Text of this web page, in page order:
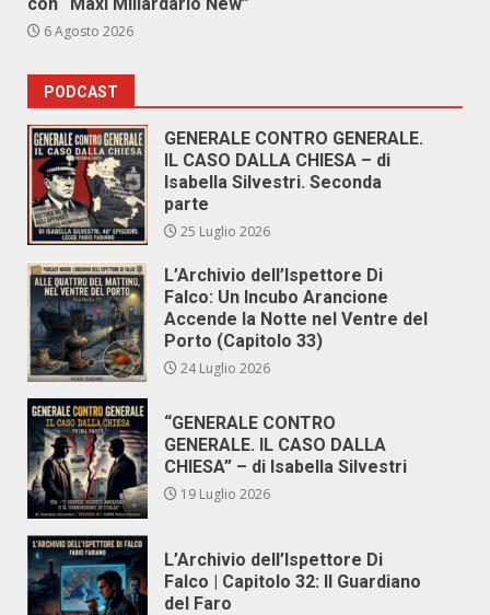
6 Agosto 2026
PODCAST
GENERALE CONTRO GENERALE.
IL CASO DALLA CHIESA – di
Isabella Silvestri. Seconda
parte
25 Luglio 2026
L’Archivio dell’Ispettore Di
Falco: Un Incubo Arancione
Accende la Notte nel Ventre del
Porto (Capitolo 33)
24 Luglio 2026
“GENERALE CONTRO
GENERALE. IL CASO DALLA
CHIESA” – di Isabella Silvestri
19 Luglio 2026
L’Archivio dell’Ispettore Di
Falco | Capitolo 32: Il Guardiano
del Faro